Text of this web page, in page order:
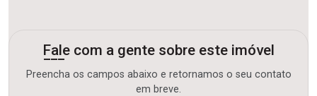
Fale com a gente sobre este imóvel
Preencha os campos abaixo e retornamos o seu contato
em breve.